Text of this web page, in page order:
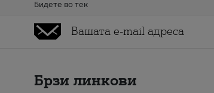
Бидете во тек
Брзи линкови